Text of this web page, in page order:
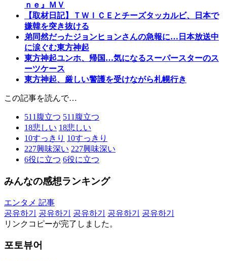
ｎｅ』ＭＶ
【取材日記】ＴＷＩＣＥとチーズタッカルビ、日本で
嫌韓を突き抜ける
弟同然だったジョンヒョンさんの急報に…日本放送中
に涙ぐむ東方神起
東方神起ユンホ、帰国…気になるスーパースターのス
ーツケース
東方神起、厳しい警護を受けながら札幌行き
この記事を読んで…
511 腹立つ 511 腹立つ
18悲しい 18悲しい
10すっきり 10すっきり
227興味深い 227興味深い
6役に立つ 6役に立つ
みんなの感想ランキング
エンタメ 記事
공유하기
공유하기 공유하기 공유하기
공유하기
リンクコピーが完了しました。
포토뷰어